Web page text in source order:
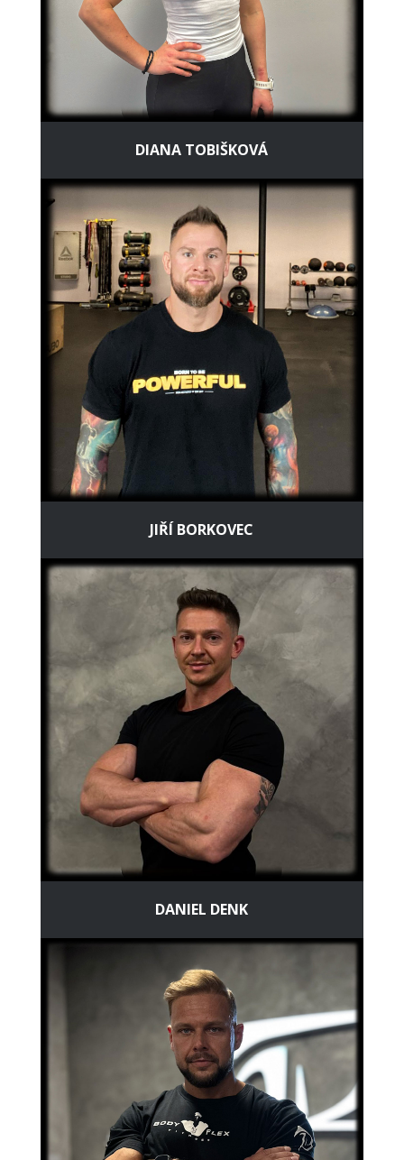
DIANA TOBIŠKOVÁ
JIŘÍ BORKOVEC
DANIEL DENK